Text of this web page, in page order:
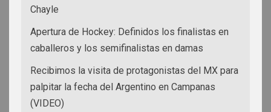
Chayle
Apertura de Hockey: Definidos los finalistas en
caballeros y los semifinalistas en damas
Recibimos la visita de protagonistas del MX para
palpitar la fecha del Argentino en Campanas
(VIDEO)